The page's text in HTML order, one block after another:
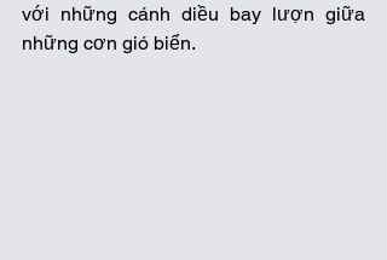
với những cánh diều bay lượn giữa
những cơn gió biển.